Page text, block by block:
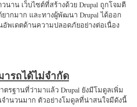
วนาน เว็บไซต์ที่สร้างด้วย Drupal ถูกโจมตี
ยากมาก และทางผู้พัฒนา Drupal ได้ออก
อัพเดตด้านความปลอดภัยอย่างต่อเนื่อง
รถได้ไม่จำกัด
รฐานที่ว่ามาแล้ว Drupal ยังมีโมดูลเพิ่ม
ำนวนมาก ตัวอย่างโมดูลที่น่าสนใจมีดังนี้